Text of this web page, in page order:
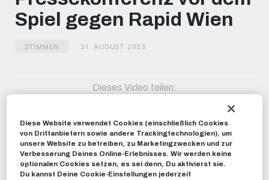
minute,
48
seconds
Spiel gegen Rapid Wien
STIMMEN 31. AUGUST 2023
Dieses Video teilen:
STIMMEN
Pressekonferenz vor dem Spiel
gegen Rapid Wien
Diese Website verwendet Cookies (einschließlich Cookies
von Drittanbietern sowie andere Trackingtechnologien), um
unsere Website zu betreiben, zu Marketingzwecken und zur
Verbesserung Deines Online-Erlebnisses. Wir werden keine
optionalen Cookies setzen, es sei denn, Du aktivierst sie.
Du kannst Deine Cookie-Einstellungen jederzeit